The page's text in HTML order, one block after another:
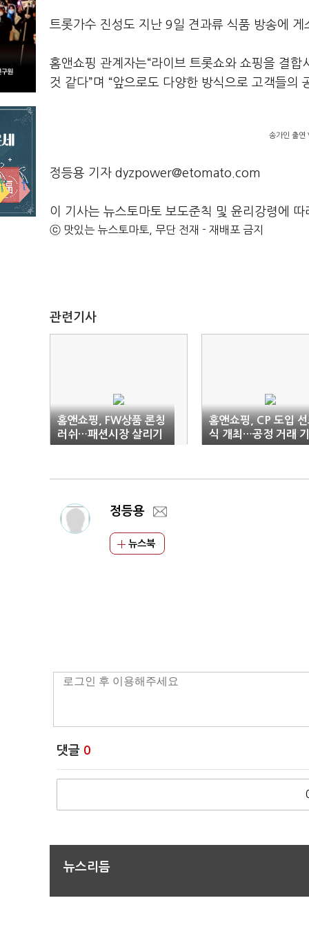
트롯가수 진성도 지난 9일 견과류 식품 방송에
홈앤쇼핑 관계자는“라이브 트롯쇼와 쇼핑을 결
것 같다”며 “앞으로도 다양한 방식으로 고객들의
송가인 출연
정등용 기자 dyzpower@etomato.com
이 기사는 뉴스토마토 보도준칙 및 윤리강령에
ⓒ 맛있는 뉴스토마토, 무단 전재 - 재배포 금지
관련기사
홈앤쇼핑, FW상품 론칭
러쉬…패션시장 살리기
나서
홈앤쇼핑, CP 도입
식 개최…공정 거래 기
능 강화
정등용
뉴스북
댓글 0
뉴스리듬